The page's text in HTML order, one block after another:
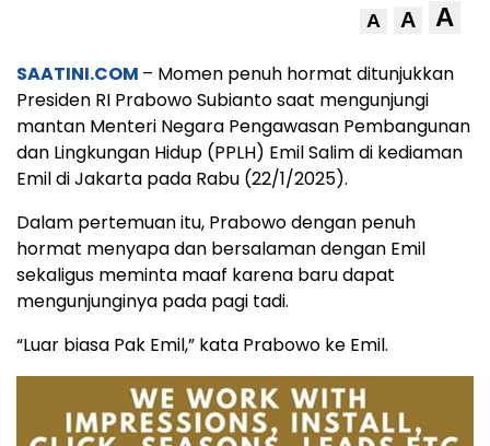
A A A
SAATINI.COM – Momen penuh hormat ditunjukkan
Presiden RI Prabowo Subianto saat mengunjungi
mantan Menteri Negara Pengawasan Pembangunan
dan Lingkungan Hidup (PPLH) Emil Salim di kediaman
Emil di Jakarta pada Rabu (22/1/2025).
Dalam pertemuan itu, Prabowo dengan penuh
hormat menyapa dan bersalaman dengan Emil
sekaligus meminta maaf karena baru dapat
mengunjunginya pada pagi tadi.
“Luar biasa Pak Emil,” kata Prabowo ke Emil.